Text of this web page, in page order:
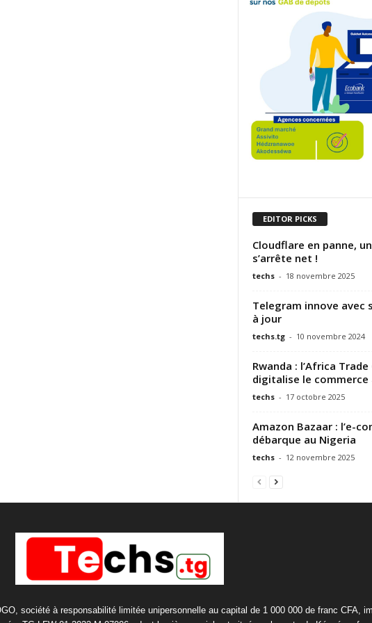
EDITOR PICKS
Cloudflare en panne,
s’arrête net !
techs - 18 novembre 2025
Telegram innove avec
à jour
techs.tg - 10 novembre 2024
Rwanda : l’Africa
digitalise le commerce
techs - 17 octobre 2025
Amazon Bazaar : l’e-
débarque au Nigeria
techs - 12 novembre 2025
société à responsabilité limitée unipersonnelle au capital de 1 000 000 de franc CFA,